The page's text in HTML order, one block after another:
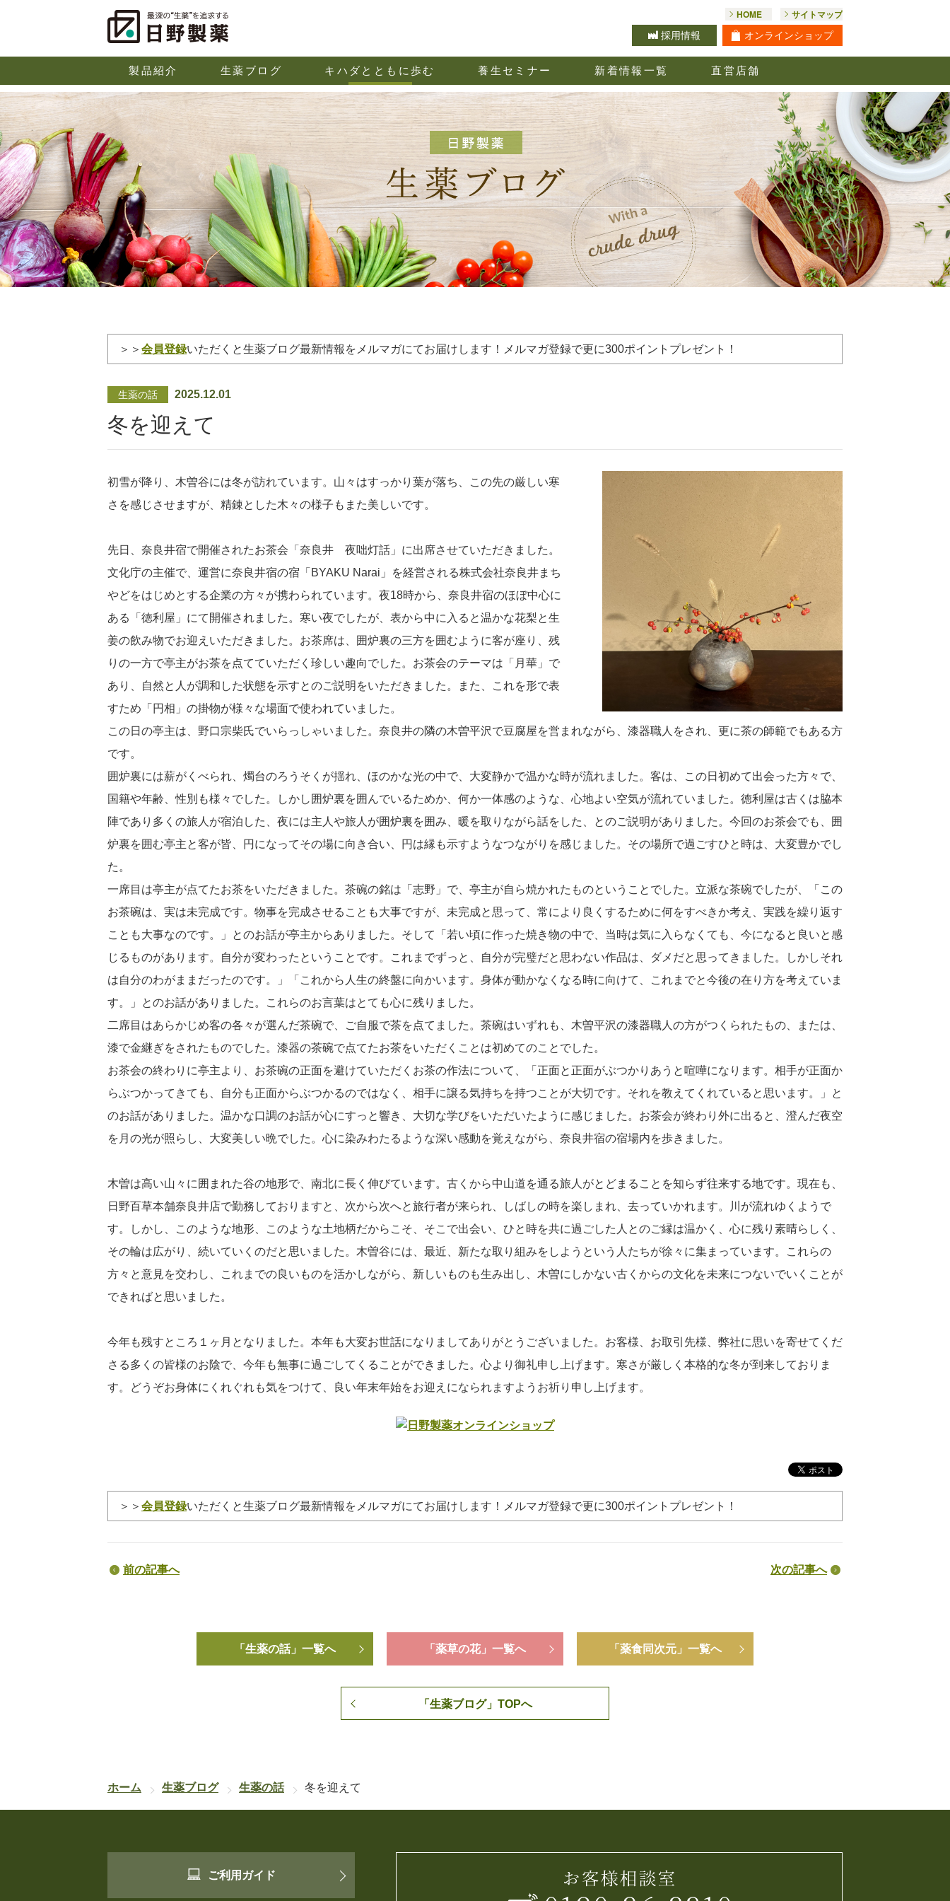
HOME サイトマップ
採用情報 オンラインショップ
製品紹介 生薬ブログ キハダとともに歩む 養生セミナー 新着情報一覧 直営店舗
企業情報 お問合せ
＞＞ 会員登録いただくと生薬ブログ最新情報をメルマガにてお届けします！メルマガ登録で更に300ポイントプレゼント！
生薬の話 2025.12.01
冬を迎えて
初雪が降り、木曽谷には冬が訪れています。山々はすっかり葉が落ち、この先の厳しい寒
さを感じさせますが、精錬とした木々の様子もまた美しいです。
先日、奈良井宿で開催されたお茶会「奈良井 夜咄灯話」に出席させていただきました。
文化庁の主催で、運営に奈良井宿の宿「BYAKU Narai」を経営される株式会社奈良井まち
やどをはじめとする企業の方々が携わられています。夜18時から、奈良井宿のほぼ中心に
ある「徳利屋」にて開催されました。寒い夜でしたが、表から中に入ると温かな花梨と生
姜の飲み物でお迎えいただきました。お茶席は、囲炉裏の三方を囲むように客が座り、残
りの一方で亭主がお茶を点てていただく珍しい趣向でした。お茶会のテーマは「月華」で
あり、自然と人が調和した状態を示すとのご説明をいただきました。また、これを形で表
すため「円相」の掛物が様々な場面で使われていました。
この日の亭主は、野口宗柴氏でいらっしゃいました。奈良井の隣の木曽平沢で豆腐屋を営まれながら、漆器職人をされ、更に茶の師範でもある方
です。
囲炉裏には薪がくべられ、燭台のろうそくが揺れ、ほのかな光の中で、大変静かで温かな時が流れました。客は、この日初めて出会った方々で、
国籍や年齢、性別も様々でした。しかし囲炉裏を囲んでいるためか、何か一体感のような、心地よい空気が流れていました。徳利屋は古くは脇本
陣であり多くの旅人が宿泊した、夜には主人や旅人が囲炉裏を囲み、暖を取りながら話をした、とのご説明がありました。今回のお茶会でも、囲
炉裏を囲む亭主と客が皆、円になってその場に向き合い、円は縁も示すようなつながりを感じました。その場所で過ごすひと時は、大変豊かでし
た。
一席目は亭主が点てたお茶をいただきました。茶碗の銘は「志野」で、亭主が自ら焼かれたものということでした。立派な茶碗でしたが、「この
お茶碗は、実は未完成です。物事を完成させることも大事ですが、未完成と思って、常により良くするために何をすべきか考え、実践を繰り返す
ことも大事なのです。」とのお話が亭主からありました。そして「若い頃に作った焼き物の中で、当時は気に入らなくても、今になると良いと感
じるものがあります。自分が変わったということです。これまでずっと、自分が完璧だと思わない作品は、ダメだと思ってきました。しかしそれ
は自分のわがままだったのです。」「これから人生の終盤に向かいます。身体が動かなくなる時に向けて、これまでと今後の在り方を考えていま
す。」とのお話がありました。これらのお言葉はとても心に残りました。
二席目はあらかじめ客の各々が選んだ茶碗で、ご自服で茶を点てました。茶碗はいずれも、木曽平沢の漆器職人の方がつくられたもの、または、
漆で金継ぎをされたものでした。漆器の茶碗で点てたお茶をいただくことは初めてのことでした。
お茶会の終わりに亭主より、お茶碗の正面を避けていただくお茶の作法について、「正面と正面がぶつかりあうと喧嘩になります。相手が正面か
らぶつかってきても、自分も正面からぶつかるのではなく、相手に譲る気持ちを持つことが大切です。それを教えてくれていると思います。」と
のお話がありました。温かな口調のお話が心にすっと響き、大切な学びをいただいたように感じました。お茶会が終わり外に出ると、澄んだ夜空
を月の光が照らし、大変美しい晩でした。心に染みわたるような深い感動を覚えながら、奈良井宿の宿場内を歩きました。
木曽は高い山々に囲まれた谷の地形で、南北に長く伸びています。古くから中山道を通る旅人がとどまることを知らず往来する地です。現在も、
日野百草本舗奈良井店で勤務しておりますと、次から次へと旅行者が来られ、しばしの時を楽しまれ、去っていかれます。川が流れゆくようで
す。しかし、このような地形、このような土地柄だからこそ、そこで出会い、ひと時を共に過ごした人とのご縁は温かく、心に残り素晴らしく、
その輪は広がり、続いていくのだと思いました。木曽谷には、最近、新たな取り組みをしようという人たちが徐々に集まっています。これらの
方々と意見を交わし、これまでの良いものを活かしながら、新しいものも生み出し、木曽にしかない古くからの文化を未来につないでいくことが
できればと思いました。
今年も残すところ１ヶ月となりました。本年も大変お世話になりましてありがとうございました。お客様、お取引先様、弊社に思いを寄せてくだ
さる多くの皆様のお陰で、今年も無事に過ごしてくることができました。心より御礼申し上げます。寒さが厳しく本格的な冬が到来しておりま
す。どうぞお身体にくれぐれも気をつけて、良い年末年始をお迎えになられますようお祈り申し上げます。
＞＞ 会員登録いただくと生薬ブログ最新情報をメルマガにてお届けします！メルマガ登録で更に300ポイントプレゼント！
前の記事へ 次の記事へ
「生薬の話」一覧へ 「薬草の花」一覧へ 「薬食同次元」一覧へ
「生薬ブログ」TOPへ
ホーム 生薬ブログ 生薬の話 冬を迎えて
ご利用ガイド